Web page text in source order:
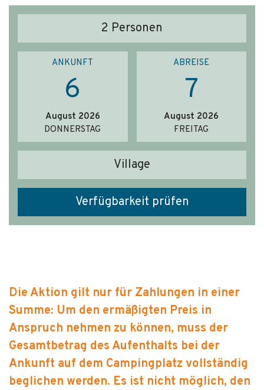
2 Personen
ANKUNFT
6
August 2026
DONNERSTAG
ABREISE
7
August 2026
FREITAG
Village
Verfügbarkeit prüfen
Die Aktion gilt nur für Zahlungen in einer
Summe: Um den ermäßigten Preis in
Anspruch nehmen zu können, muss der
Gesamtbetrag des Aufenthalts bei der
Ankunft auf dem Campingplatz vollständig
beglichen werden. Es ist nicht möglich, den